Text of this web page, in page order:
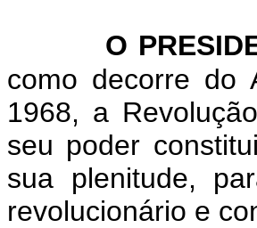
O
como decorre do
1968, a
seu poder
sua plenitude,
revolucionário e